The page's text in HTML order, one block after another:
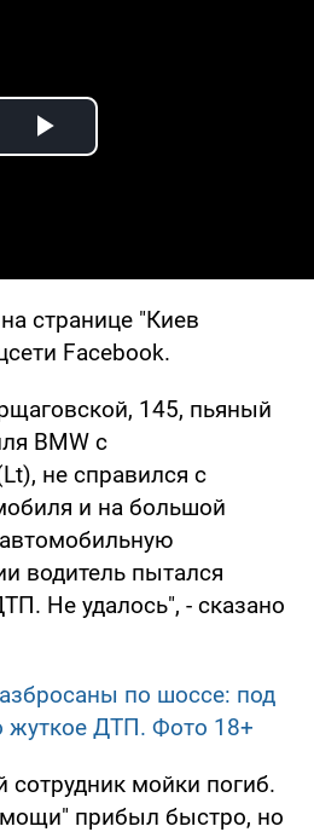
Play Video
странице "Киев
Facebook.
145, пьяный
BMW с
не справился с
и на большой
водитель пытался
Не удалось", - сказано
по шоссе: под
ДТП. Фото 18+
сотрудник мойки погиб.
прибыл быстро, но